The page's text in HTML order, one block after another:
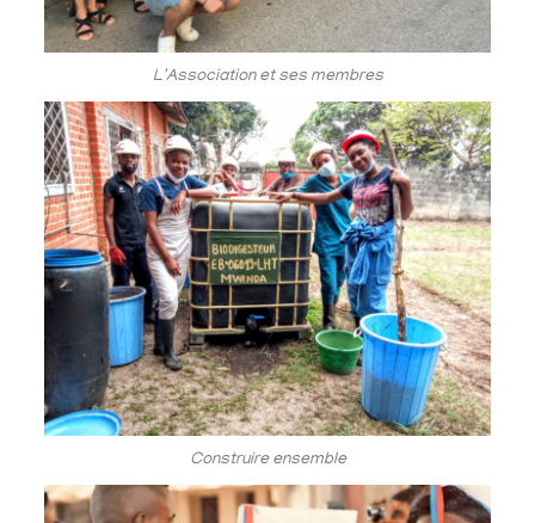
L'Association et ses membres
Construire ensemble